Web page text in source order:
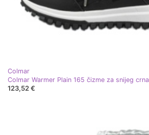
Colmar
Colmar Warmer Plain 165 čizme za snijeg crna
123,52 €